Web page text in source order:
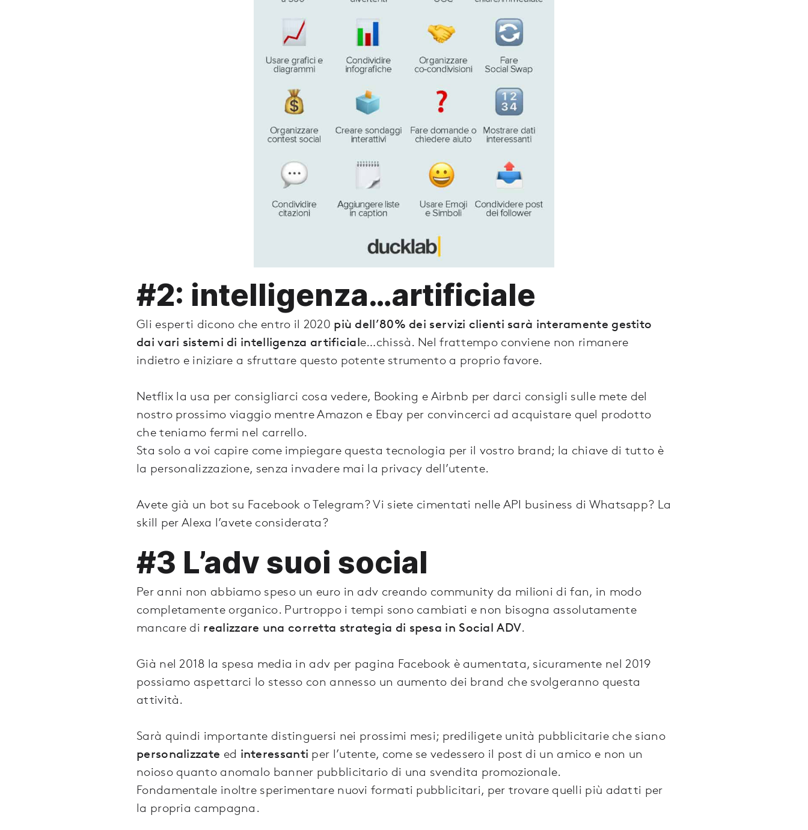
#2: intelligenza…artificiale
Gli esperti dicono che entro il 2020 più dell’80% dei servizi clienti sarà interamente gestito
dai vari sistemi di intelligenza artificiale…chissà. Nel frattempo conviene non rimanere
indietro e iniziare a sfruttare questo potente strumento a proprio favore.
Netflix la usa per consigliarci cosa vedere, Booking e Airbnb per darci consigli sulle mete del
nostro prossimo viaggio mentre Amazon e Ebay per convincerci ad acquistare quel prodotto
che teniamo fermi nel carrello.
Sta solo a voi capire come impiegare questa tecnologia per il vostro brand; la chiave di tutto è
la personalizzazione, senza invadere mai la privacy dell’utente.
Avete già un bot su Facebook o Telegram? Vi siete cimentati nelle API business di Whatsapp? La
skill per Alexa l’avete considerata?
#3 L’adv suoi social
Per anni non abbiamo speso un euro in adv creando community da milioni di fan, in modo
completamente organico. Purtroppo i tempi sono cambiati e non bisogna assolutamente
mancare di realizzare una corretta strategia di spesa in Social ADV.
Già nel 2018 la spesa media in adv per pagina Facebook è aumentata, sicuramente nel 2019
possiamo aspettarci lo stesso con annesso un aumento dei brand che svolgeranno questa
attività.
Sarà quindi importante distinguersi nei prossimi mesi; prediligete unità pubblicitarie che siano
personalizzate ed interessanti per l’utente, come se vedessero il post di un amico e non un
noioso quanto anomalo banner pubblicitario di una svendita promozionale.
Fondamentale inoltre sperimentare nuovi formati pubblicitari, per trovare quelli più adatti per
la propria campagna.